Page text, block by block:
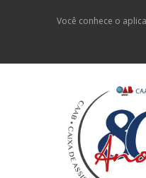
Você conhece o